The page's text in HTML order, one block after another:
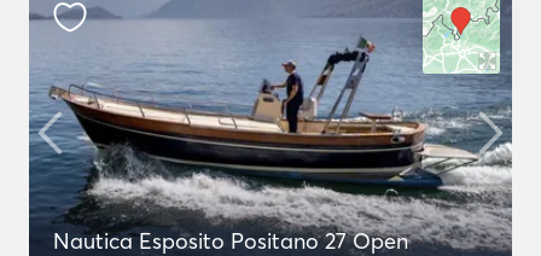
Nautica Esposito Positano 27 Open